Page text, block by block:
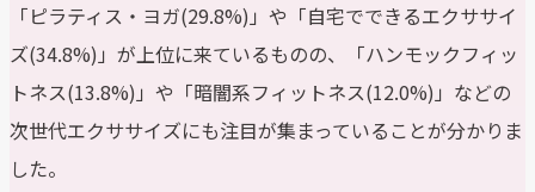
「ピラティス・ヨガ(29.8%)」や「自宅でできるエクササイ
ズ(34.8%)」が上位に来ているものの、「ハンモックフィッ
トネス(13.8%)」や「暗闇系フィットネス(12.0%)」などの
次世代エクササイズにも注目が集まっていることが分かりま
した。